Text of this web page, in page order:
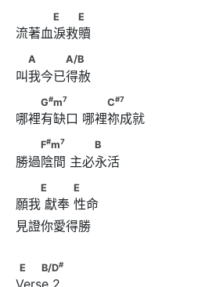
E　　E
E E
流著血淚救贖
A　　　A/B
A A/B
叫我今已得赦
G# m C
G#m7 C#7
哪裡有缺口 哪裡祢成就
F#m B
F#m7 B
勝過陰間 主必永活
E      　　 E
E E
願我 獻奉 性命
見證你愛得勝
E    B/D#
E B/D#